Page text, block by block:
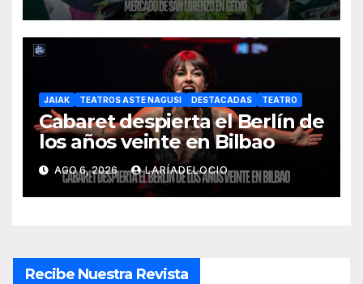
JAIAK TEATROS ASTE NAGUSI DESTACADAS TEATRO
Cabaret despierta el Berlín de
los años veinte en Bilbao
AGO 6, 2026 LARÍADELOCIO
Recibe Nuestra Revista